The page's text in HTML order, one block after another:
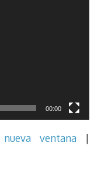
00:00
ventana |